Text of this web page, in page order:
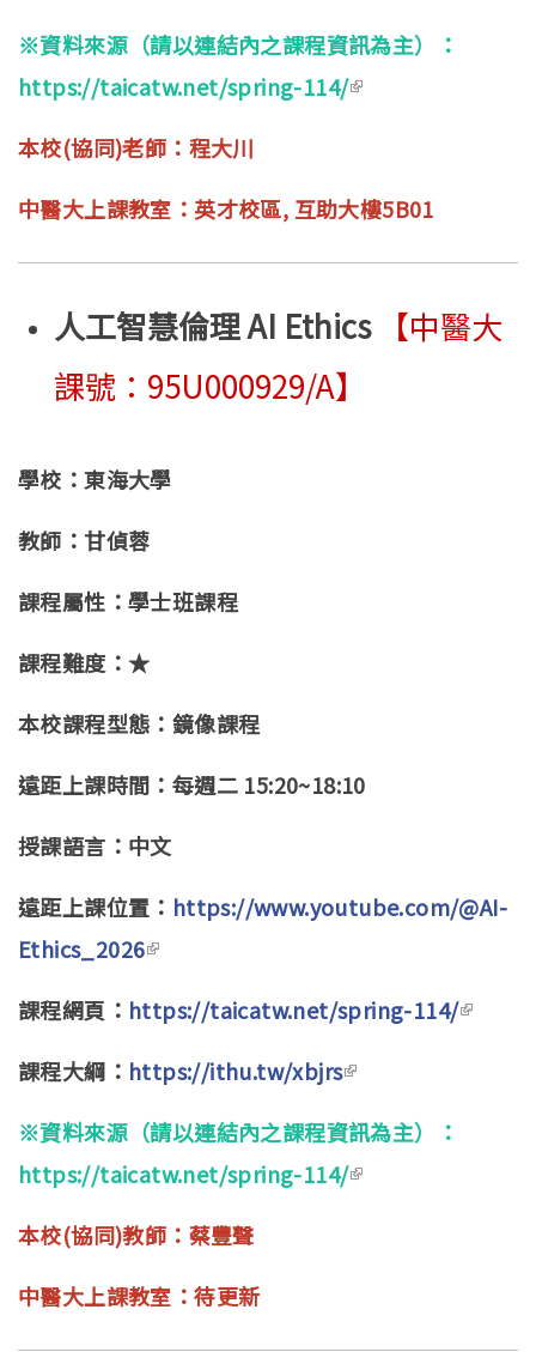
※資料來源（請以連結內之課程資訊為主）：
https://taicatw.net/spring-114/(link is external)
本校(協同)老師：程大川
中醫大上課教室：英才校區, 互助大樓5B01
人工智慧倫理 AI Ethics
【中醫大
課號：95U000929/A】
學校：東海大學
教師：甘偵蓉
課程屬性：學士班課程
課程難度：★
本校課程型態：鏡像課程
遠距上課時間：每週二 15:20~18:10
授課語言：中文
遠距上課位置： https://www.youtube.com/@AI-
Ethics_2026(link is external)
課程網頁： https://taicatw.net/spring-114/(link is
課程大綱： https://ithu.tw/xbjrs(link is external)
※資料來源（請以連結內之課程資訊為主）：
https://taicatw.net/spring-114/(link is external)
本校(協同)教師：蔡豐聲
中醫大上課教室：待更新